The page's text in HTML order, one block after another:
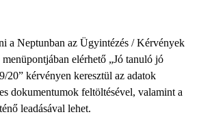
a Neptunban az Ügyintézés / Kérvények
elérhető „Jó tanuló jó
20” kérvényen keresztül az adatok
dokumentumok feltöltésével, valamint a
leadásával lehet.